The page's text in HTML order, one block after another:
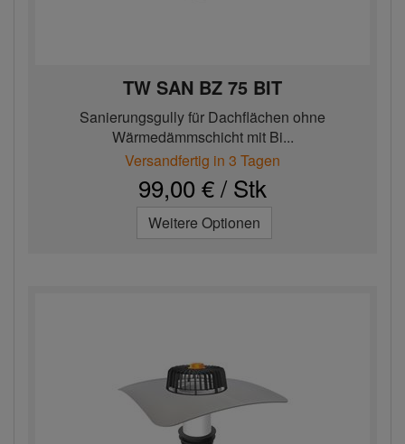
TW SAN BZ 75 BIT
Sanierungsgully für Dachflächen ohne
Wärmedämmschicht mit Bi...
Versandfertig in 3 Tagen
99,00 € / Stk
Weitere Optionen